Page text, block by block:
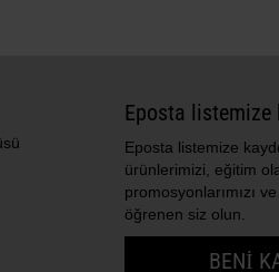
Eposta listemize
Eposta listemize
ürünlerimizi, eğitim
promosyonlarımızı
öğrenen siz olun.
BENI